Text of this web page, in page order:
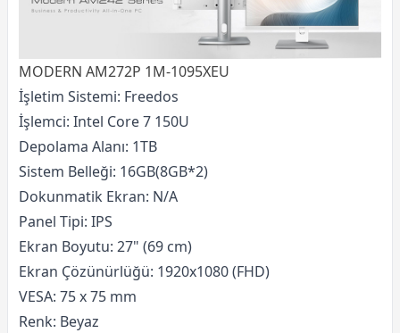
MODERN AM272P 1M-1095XEU
İşletim Sistemi: Freedos
İşlemci: Intel Core 7 150U
Depolama Alanı: 1TB
Sistem Belleği: 16GB(8GB*2)
Dokunmatik Ekran: N/A
Panel Tipi: IPS
Ekran Boyutu: 27" (69 cm)
Ekran Çözünürlüğü: 1920x1080 (FHD)
VESA: 75 x 75 mm
Renk: Beyaz